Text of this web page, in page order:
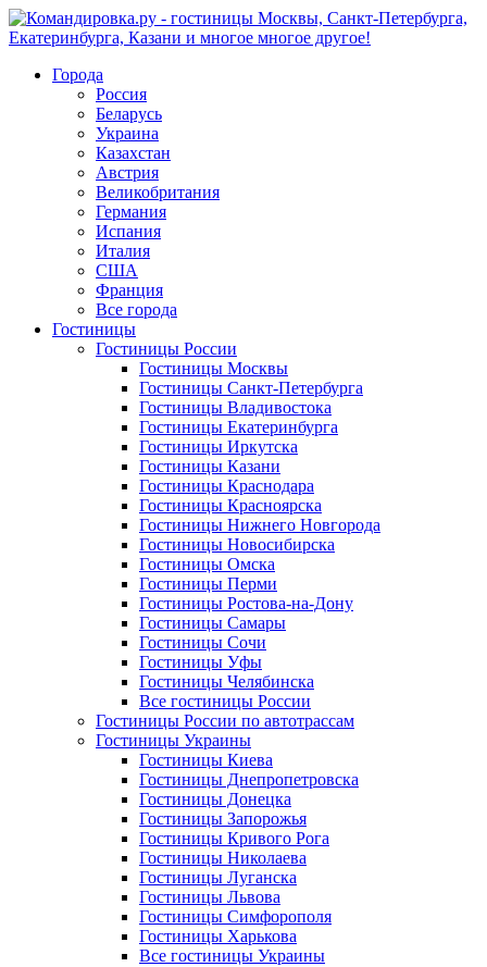
Города
Россия
Беларусь
Украина
Казахстан
Австрия
Великобритания
Германия
Испания
Италия
США
Франция
Все города
Гостиницы
Гостиницы России
Гостиницы Mосквы
Гостиницы Санкт-Петербурга
Гостиницы Владивостока
Гостиницы Екатеринбурга
Гостиницы Иркутска
Гостиницы Казани
Гостиницы Краснодара
Гостиницы Красноярска
Гостиницы Нижнего Новгорода
Гостиницы Новосибирска
Гостиницы Омска
Гостиницы Перми
Гостиницы Ростова-на-Дону
Гостиницы Самары
Гостиницы Сочи
Гостиницы Уфы
Гостиницы Челябинска
Все гостиницы России
Гостиницы России по автотрассам
Гостиницы Украины
Гостиницы Киева
Гостиницы Днепропетровска
Гостиницы Донецка
Гостиницы Запорожья
Гостиницы Кривого Рога
Гостиницы Николаева
Гостиницы Луганска
Гостиницы Львова
Гостиницы Симфорополя
Гостиницы Харькова
Все гостиницы Украины